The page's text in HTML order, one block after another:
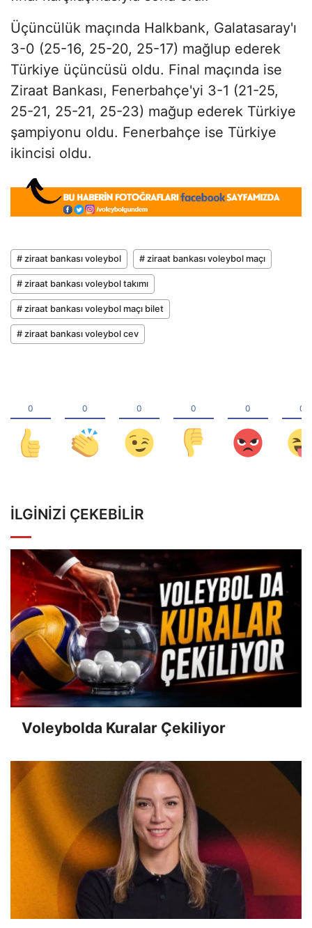
Üçüncülük maçında Halkbank, Galatasaray'ı
3-0 (25-16, 25-20, 25-17) mağlup ederek
Türkiye üçüncüsü oldu. Final maçında ise
Ziraat Bankası, Fenerbahçe'yi 3-1 (21-25,
25-21, 25-21, 25-23) mağup ederek Türkiye
şampiyonu oldu. Fenerbahçe ise Türkiye
ikincisi oldu.
# ziraat bankası voleybol # ziraat bankası voleybol maçı
# ziraat bankası voleybol takımı
# ziraat bankası voleybol maçı bilet
# ziraat bankası voleybol cev
İLGINIZI ÇEKEBILIR
Voleybolda Kuralar Çekiliyor